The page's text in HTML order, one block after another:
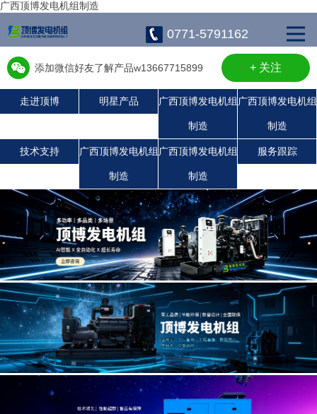
广西顶博发电机组制造
0771-5791162
添加微信好友了解产品w13667715899 + 关注
走进顶博 明星产品 广西顶博发电机组
制造
广西顶博发电机组
制造
技术支持 广西顶博发电机组
制造
广西顶博发电机组
制造
服务跟踪
广西顶博发电机组制造:静音发电机组
广西顶博发电机组制造:潍柴发电机组
珀金斯发电机组
广西顶博发电机组制造:沃尔沃发电机组
康明斯广西顶博发电机组制造
广西顶博发电机组制造:上柴发电机组
玉柴发电机组